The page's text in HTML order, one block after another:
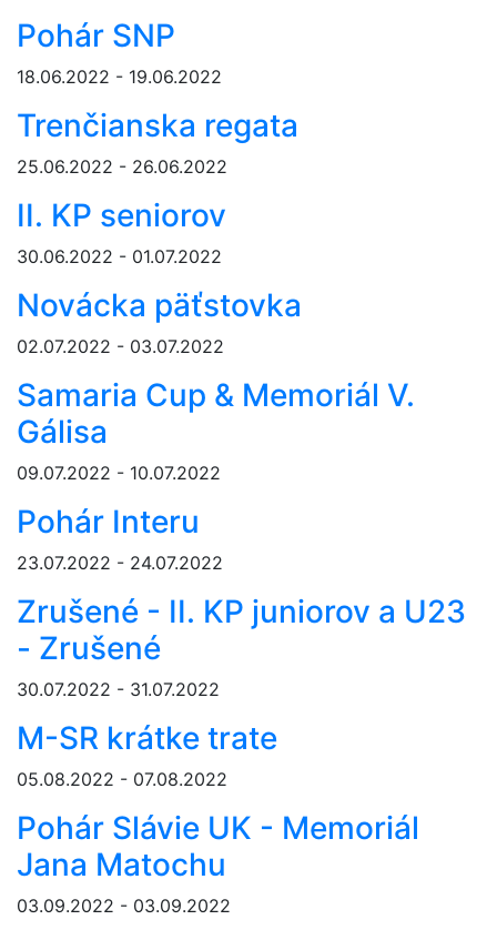
Pohár SNP
18.06.2022 - 19.06.2022
Trenčianska regata
25.06.2022 - 26.06.2022
II. KP seniorov
30.06.2022 - 01.07.2022
Novácka päťstovka
02.07.2022 - 03.07.2022
Samaria Cup & Memoriál V.
Gálisa
09.07.2022 - 10.07.2022
Pohár Interu
23.07.2022 - 24.07.2022
Zrušené - II. KP juniorov a U23
- Zrušené
30.07.2022 - 31.07.2022
M-SR krátke trate
05.08.2022 - 07.08.2022
Pohár Slávie UK - Memoriál
Jana Matochu
03.09.2022 - 03.09.2022